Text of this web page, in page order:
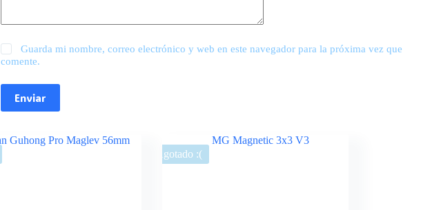
Guarda mi nombre, correo electrónico y web en este navegador para la próxima vez que
comente.
Enviar
Agotado :(